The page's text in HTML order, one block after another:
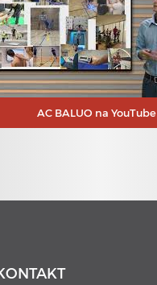
AC BALUO na YouTube